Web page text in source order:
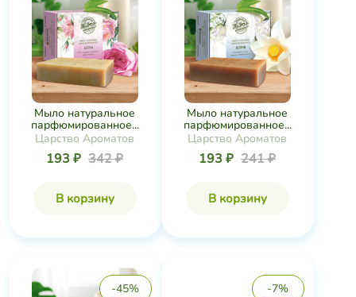
Мыло натуральное
парфюмированное...
Царство Ароматов
193 ₽ 342 ₽
В корзину
Мыло натуральное
парфюмированное...
Царство Ароматов
193 ₽ 241 ₽
В корзину
-45% -7%